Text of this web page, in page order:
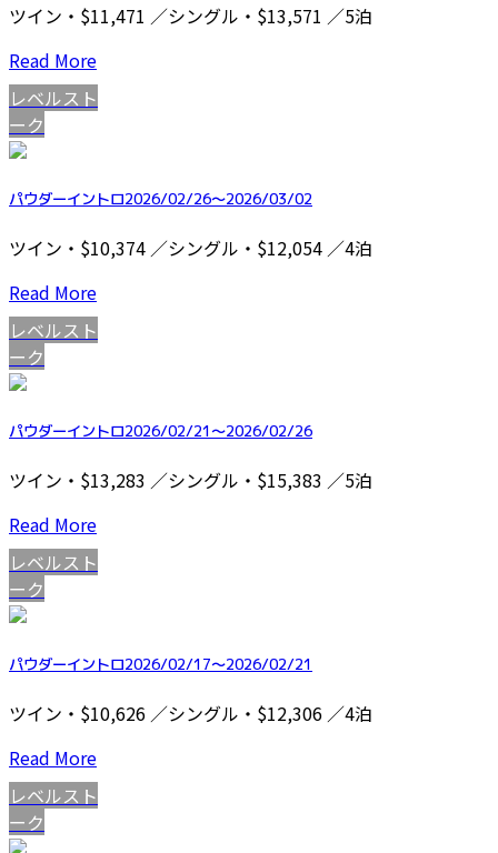
ツイン・$11,471 ／シングル・$13,571 ／5泊
Read More
レベルスト
ーク
パウダーイントロ2026/02/26～2026/03/02
ツイン・$10,374 ／シングル・$12,054 ／4泊
Read More
レベルスト
ーク
パウダーイントロ2026/02/21～2026/02/26
ツイン・$13,283 ／シングル・$15,383 ／5泊
Read More
レベルスト
ーク
パウダーイントロ2026/02/17～2026/02/21
ツイン・$10,626 ／シングル・$12,306 ／4泊
Read More
レベルスト
ーク